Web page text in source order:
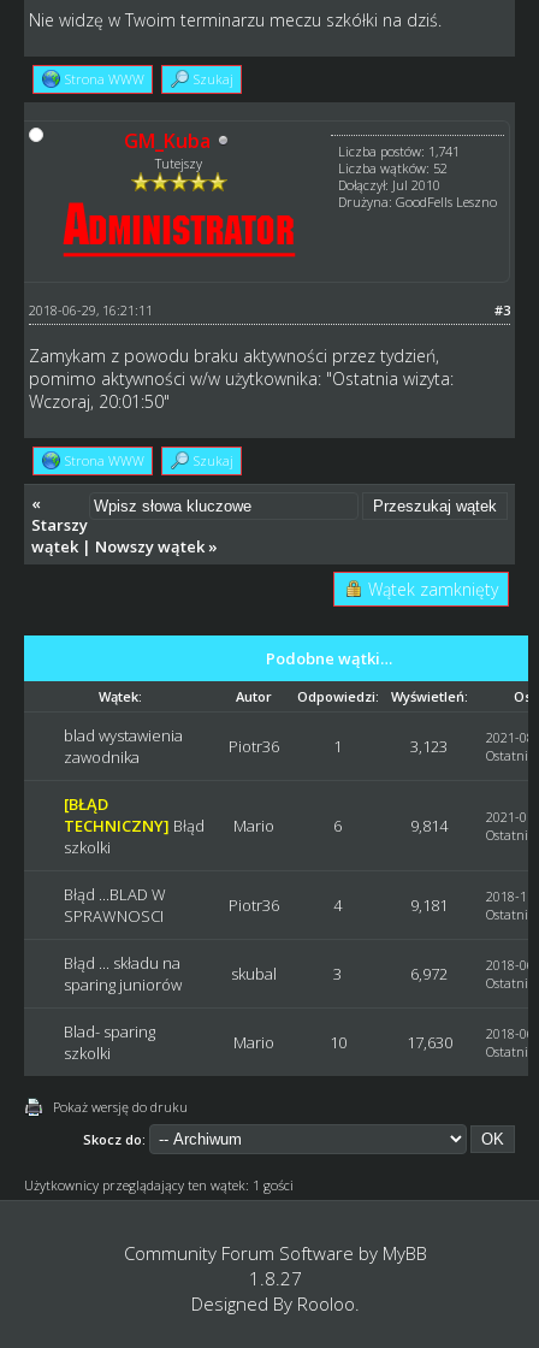
Nie widzę w Twoim terminarzu meczu szkółki na dziś.
Strona WWW Szukaj
GM_Kuba
Tutejszy
Liczba postów: 1,741
Liczba wątków: 52
Dołączył: Jul 2010
Drużyna: GoodFells Leszno
#3
2018-06-29, 16:21:11
Zamykam z powodu braku aktywności przez tydzień,
pomimo aktywności w/w użytkownika: "Ostatnia wizyta:
Wczoraj, 20:01:50"
Strona WWW Szukaj
«
Starszy
wątek| Nowszy wątek»
Wątek zamknięty
Podobne wątki…
Wątek: Autor Odpowiedzi: Wyświetleń:
blad wystawienia
zawodnika
Piotr36 1 3,123
2021-
Ostatni
[BŁĄD
TECHNICZNY] Błąd
szkolki
Mario 6 9,814
2021-
Ostatni
Błąd ...BLAD W
SPRAWNOSCI
Piotr36 4 9,181
2018-
Ostatni
Błąd ... składu na
sparing juniorów
skubal 3 6,972
2018-
Ostatni
Blad- sparing
szkolki
Mario 10 17,630
2018-
Ostatni
Pokaż wersję do druku
Skocz do:
Użytkownicy przeglądający ten wątek: 1 gości
Community Forum Software by MyBB
1.8.27
Designed By Rooloo